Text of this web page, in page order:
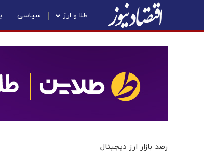
طلا و ارز سیاسی
رصد بازار ارز دیجیتال